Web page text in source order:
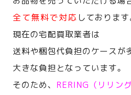
全て無料で対応 しております
現在の宅配買取業者は
送料や梱包代負担のケースが
大きな負担となっています。
そのため、 RERING（リリング